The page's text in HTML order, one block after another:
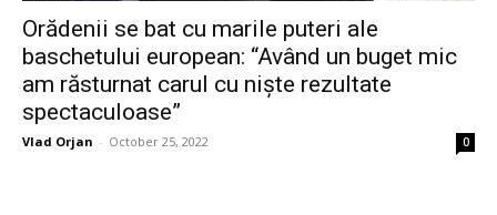
Orădenii se bat cu marile puteri ale
baschetului european: “Având un buget mic
am răsturnat carul cu niște rezultate
spectaculoase”
Vlad Orjan - October 25, 2022 0